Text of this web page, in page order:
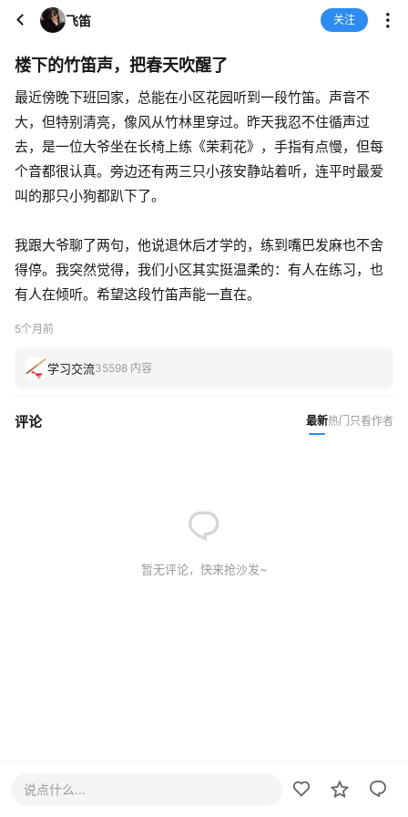
飞笛 关注
楼下的竹笛声，把春天吹醒了
最近傍晚下班回家，总能在小区花园听到一段竹笛。声音不
大，但特别清亮，像风从竹林里穿过。昨天我忍不住循声过
去，是一位大爷坐在长椅上练《茉莉花》，手指有点慢，但每
个音都很认真。旁边还有两三只小孩安静站着听，连平时最爱
叫的那只小狗都趴下了。
我跟大爷聊了两句，他说退休后才学的，练到嘴巴发麻也不舍
得停。我突然觉得，我们小区其实挺温柔的：有人在练习，也
有人在倾听。希望这段竹笛声能一直在。
5个月前
学习交流35598 内容
评论 最新热门 只看作者
暂无评论，快来抢沙发~
说点什么...